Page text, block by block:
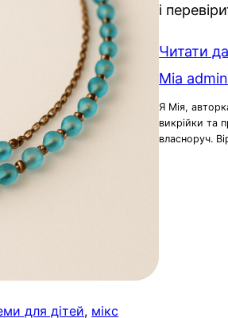
для дітей, мікс
і
Читати
Mia admin
Я Мія,
викрійки та
власноруч.